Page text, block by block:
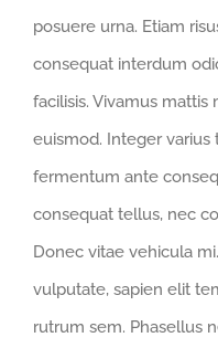
posuere urna. Etiam
consequat interdum
facilisis. Vivamus
euismod. Integer
fermentum ante
consequat tellus, nec
Donec vitae vehicula
vulputate, sapien elit
rutrum sem. Phasellus